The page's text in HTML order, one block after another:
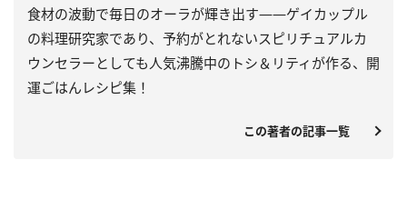
食材の波動で毎日のオーラが輝き出す――ゲイカップル
の料理研究家であり、予約がとれないスピリチュアルカ
ウンセラーとしても人気沸騰中のトシ＆リティが作る、開
運ごはんレシピ集！
この著者の記事一覧